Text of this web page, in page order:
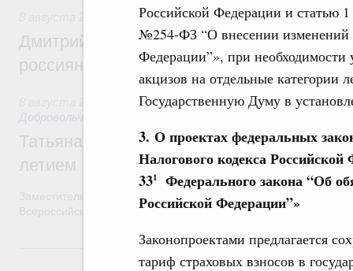
Российской Федерации и статью
№254-ФЗ “О внесении изменений
Федерации”», при
акцизов на отдельные категории
Государственную Думу в
3. О проектах федеральных
Налогового кодекса
331
Федерального закона “Об
Российской Федерации”»
Законопроектами предлагается
тариф страховых взносов в
Спорт высших достижений и массовый
Дмитрий Чернышенко и Михаил
россиян с Днём физкультурника
Социальные инновации. Некоммерческие
Добровольчество и волонтёрство. Благотворительность
Татьяна Голикова поздравила
летием
Заместитель Председателя Правительства Татьяна Голикова
Всероссийского общественного движения «Волонтёры-
7 августа, пятница